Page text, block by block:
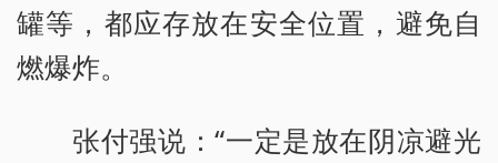
罐等，都应存放在安全位置，避免自
燃爆炸。
张付强说：“一定是放在阴凉避光